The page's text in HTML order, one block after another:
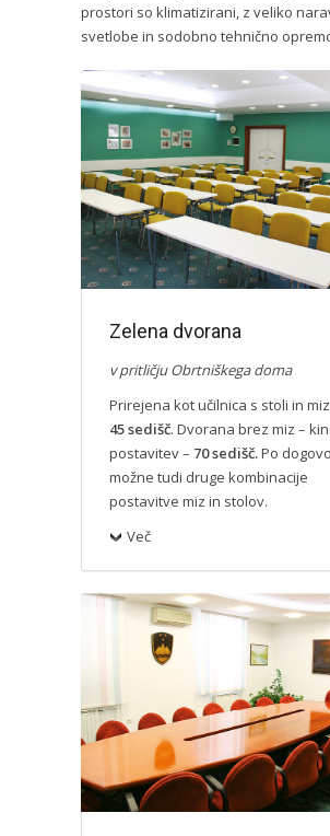
prostori so klimatizirani, z veliko
svetlobe in sodobno tehnično
Zelena dvorana
v pritličju Obrtniškega doma
Prirejena kot učilnica s stoli in
45 sedišč. Dvorana brez miz –
postavitev – 70 sedišč.Po
možne tudi druge kombinacije
postavitve miz in stolov.
Več